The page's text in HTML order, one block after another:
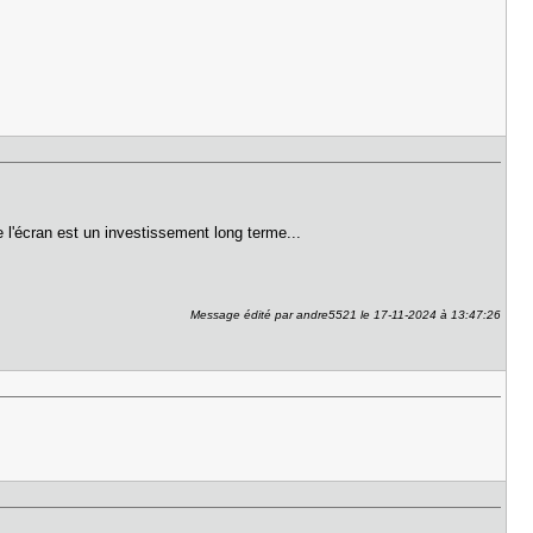
est un investissement long terme...
Message édité par andre5521 le 17-11-2024 à 13:47:26